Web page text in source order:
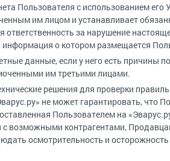
Пользователя с использованием
им лицом и устанавливает
за нарушение
о котором размещается
данные, если у него есть причины
им третьими лицами.
решения для проверки
не может гарантировать, что
Пользователем на
возможными контрагентами,
осмотрительность и